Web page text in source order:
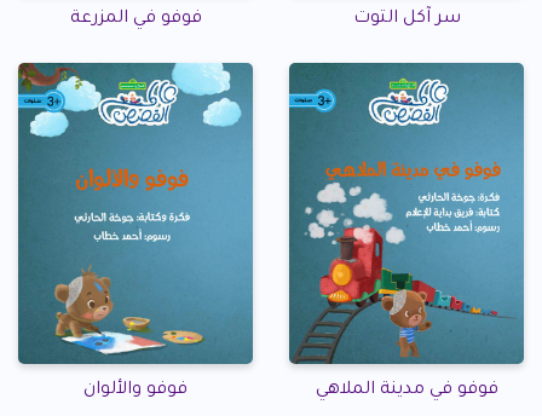
سر آكل التوت فوفو في المزرعة
فوفو في مدينة الملاهي فوفو والألوان